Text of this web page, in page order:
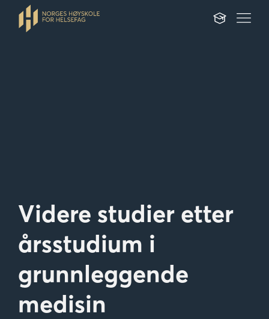
Videre studier etter
årsstudium i
grunnleggende
medisin